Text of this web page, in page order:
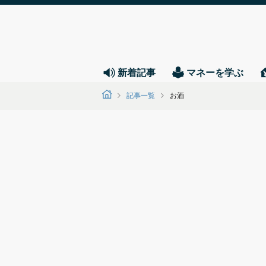
新着記事 マネーを学ぶ
記事一覧 お酒